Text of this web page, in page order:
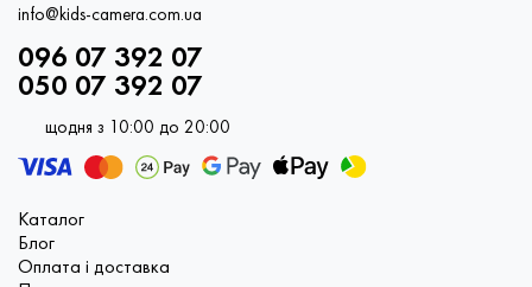
info@kids-camera.com.ua
096 07 392 07
050 07 392 07
щодня з 10:00 до 20:00
Каталог
Блог
Оплата і доставка